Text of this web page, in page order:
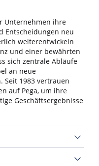
Unternehmen ihre
Entscheidungen neu
weiterentwickeln
und einer bewährten
sich zentrale Abläufe
an neue
Seit 1983 vertrauen
auf Pega, um ihre
Geschäftsergebnisse